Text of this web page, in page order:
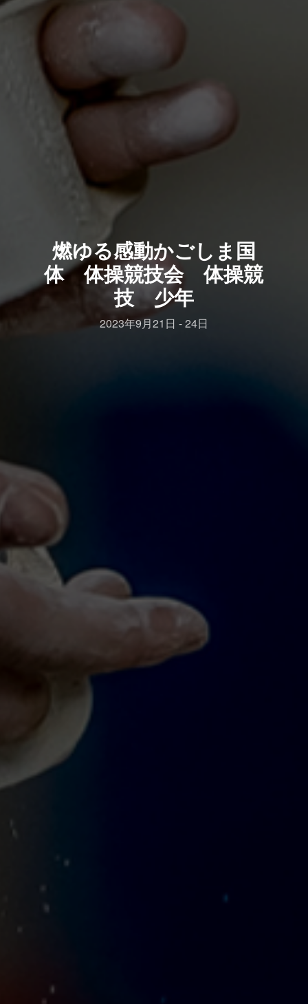
燃ゆる感動かごしま国
体 体操競技会 体操競
技 少年
2023年9月21日 - 24日